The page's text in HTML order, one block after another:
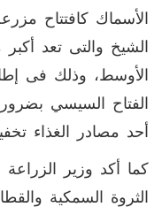
الأسماك كافتتاح
الشيخ والتى تعد
الأوسط، وذلك فى
الفتاح السيسي
أحد مصادر الغذاء
كما أكد وزير
الثروة السمكية